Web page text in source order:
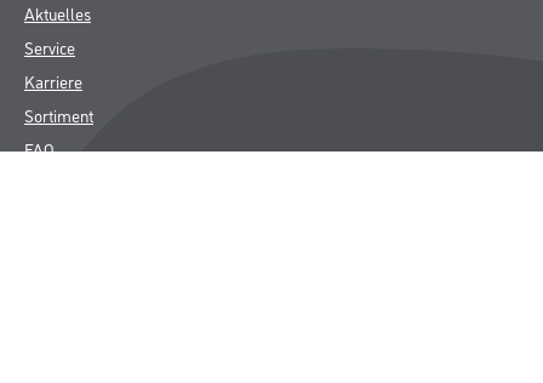
Aktuelles
Service
Karriere
Sortiment
FAQ